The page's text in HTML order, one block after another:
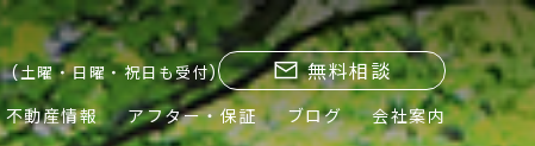
(土曜・日曜・祝日も受付) 無料相談
不動産情報 アフター・保証 ブログ 会社案内